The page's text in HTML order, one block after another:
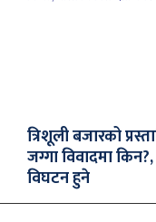
त्रिशूली बजारको
जग्गा विवादमा
विघटन हुने